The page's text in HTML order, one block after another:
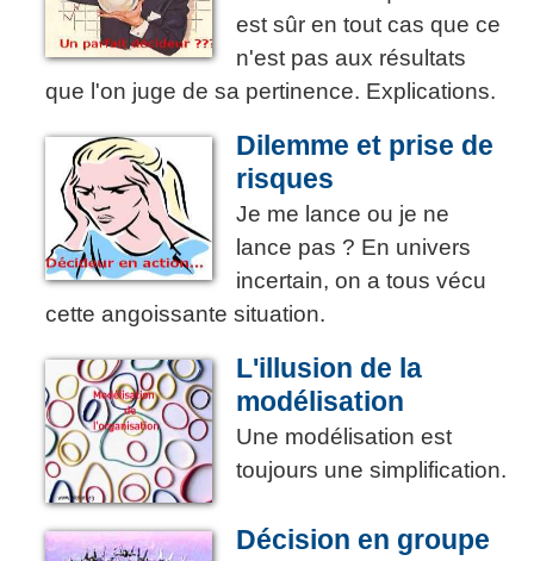
est sûr en tout cas que ce
n'est pas aux résultats
que l'on juge de sa pertinence. Explications.
Dilemme et prise de
risques
Je me lance ou je ne
lance pas ? En univers
incertain, on a tous vécu
cette angoissante situation.
L'illusion de la
modélisation
Une modélisation est
toujours une simplification.
Décision en groupe